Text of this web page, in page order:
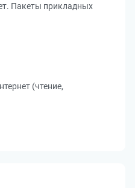
Пакеты прикладных
(чтение,